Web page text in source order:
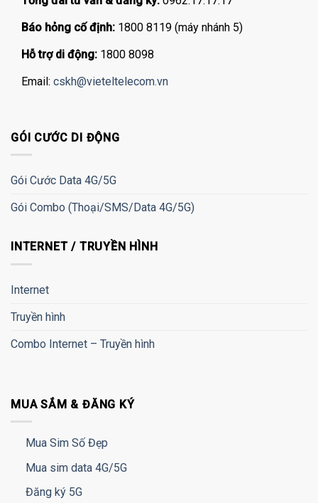
Báo hỏng cố định: 1800 8119 (máy nhánh 5)
Hỗ trợ di động: 1800 8098
Email: cskh@vieteltelecom.vn
GÓI CƯỚC DI ĐỘNG
Gói Cước Data 4G/5G
Gói Combo (Thoại/SMS/Data 4G/5G)
INTERNET / TRUYỀN HÌNH
Internet
Truyền hình
Combo Internet – Truyền hình
MUA SẮM & ĐĂNG KÝ
Mua Sim Số Đẹp
Mua sim data 4G/5G
Đăng ký 5G